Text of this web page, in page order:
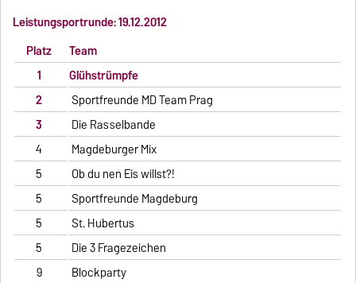
Leistungsportrunde: 19.12.2012
Platz
Team
1
Glühstrümpfe
2
Sportfreunde MD Team Prag
3
Die Rasselbande
4
Magdeburger Mix
5
Ob du nen Eis willst?!
5
Sportfreunde Magdeburg
5
St. Hubertus
5
Die 3 Fragezeichen
9
Blockparty